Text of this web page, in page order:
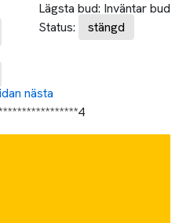
Lägsta bud: Inväntar bud
Status:
stängd
nästa